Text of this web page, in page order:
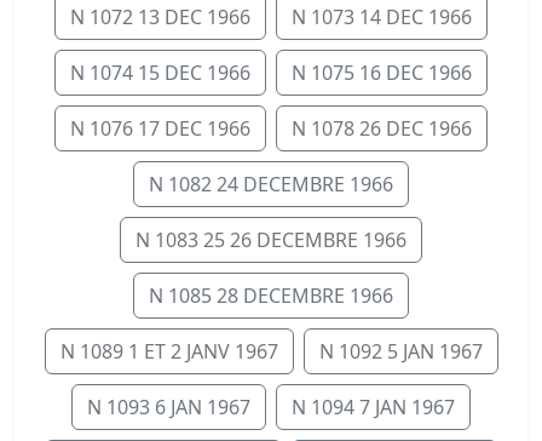
N 1072 13 DEC 1966 N 1073 14 DEC 1966
N 1074 15 DEC 1966 N 1075 16 DEC 1966
N 1076 17 DEC 1966 N 1078 26 DEC 1966
N 1082 24 DECEMBRE 1966
N 1083 25 26 DECEMBRE 1966
N 1085 28 DECEMBRE 1966
N 1089 1 ET 2 JANV 1967 N 1092 5 JAN 1967
N 1093 6 JAN 1967 N 1094 7 JAN 1967